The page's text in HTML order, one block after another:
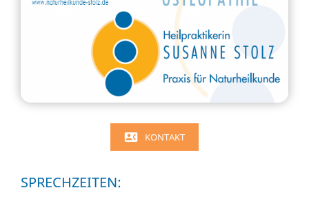
KONTAKT
SPRECHZEITEN: